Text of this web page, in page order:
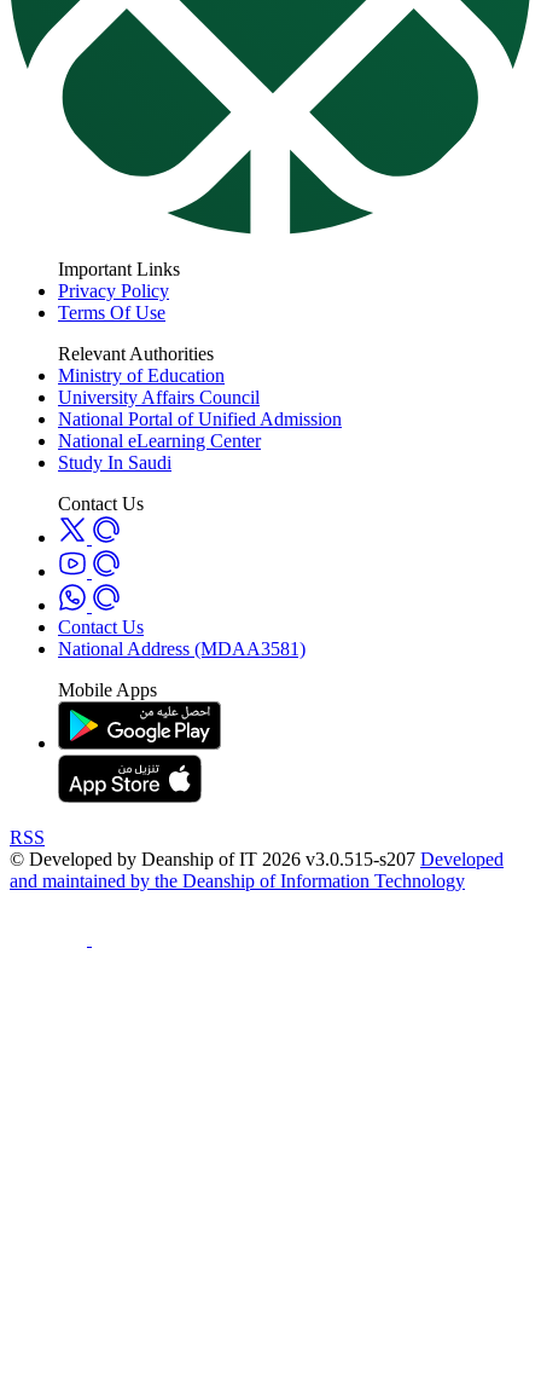
Important Links
Privacy Policy
Terms Of Use
Relevant Authorities
Ministry of Education
University Affairs Council
National Portal of Unified Admission
National eLearning Center
Study In Saudi
Contact Us
Contact Us
National Address (MDAA3581)
Mobile Apps
RSS
© Developed by Deanship of IT 2026 v3.0.515-s207 Developed
and maintained by the Deanship of Information Technology